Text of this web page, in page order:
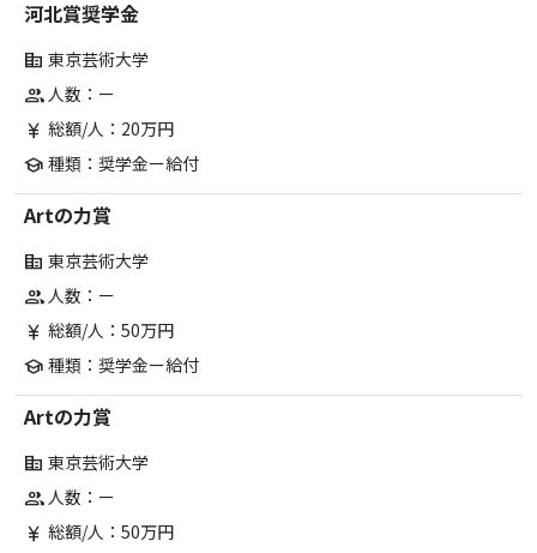
河北賞奨学金
corporate_fare 東京芸術大学
group人数：ー
currency_yen 総額/人：20万円
school 種類：奨学金ー給付
Artの力賞
corporate_fare 東京芸術大学
group人数：ー
currency_yen 総額/人：50万円
school 種類：奨学金ー給付
Artの力賞
corporate_fare 東京芸術大学
group人数：ー
currency_yen 総額/人：50万円